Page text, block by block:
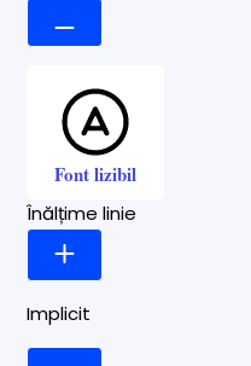
Font lizibil
Înălțime linie
Implicit